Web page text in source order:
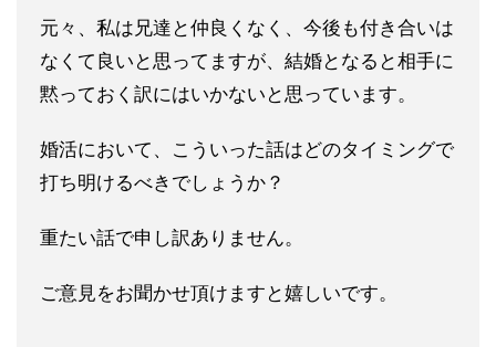
元々、私は兄達と仲良くなく、今後も付き合いは
なくて良いと思ってますが、結婚となると相手に
黙っておく訳にはいかないと思っています。
婚活において、こういった話はどのタイミングで
打ち明けるべきでしょうか？
重たい話で申し訳ありません。
ご意見をお聞かせ頂けますと嬉しいです。